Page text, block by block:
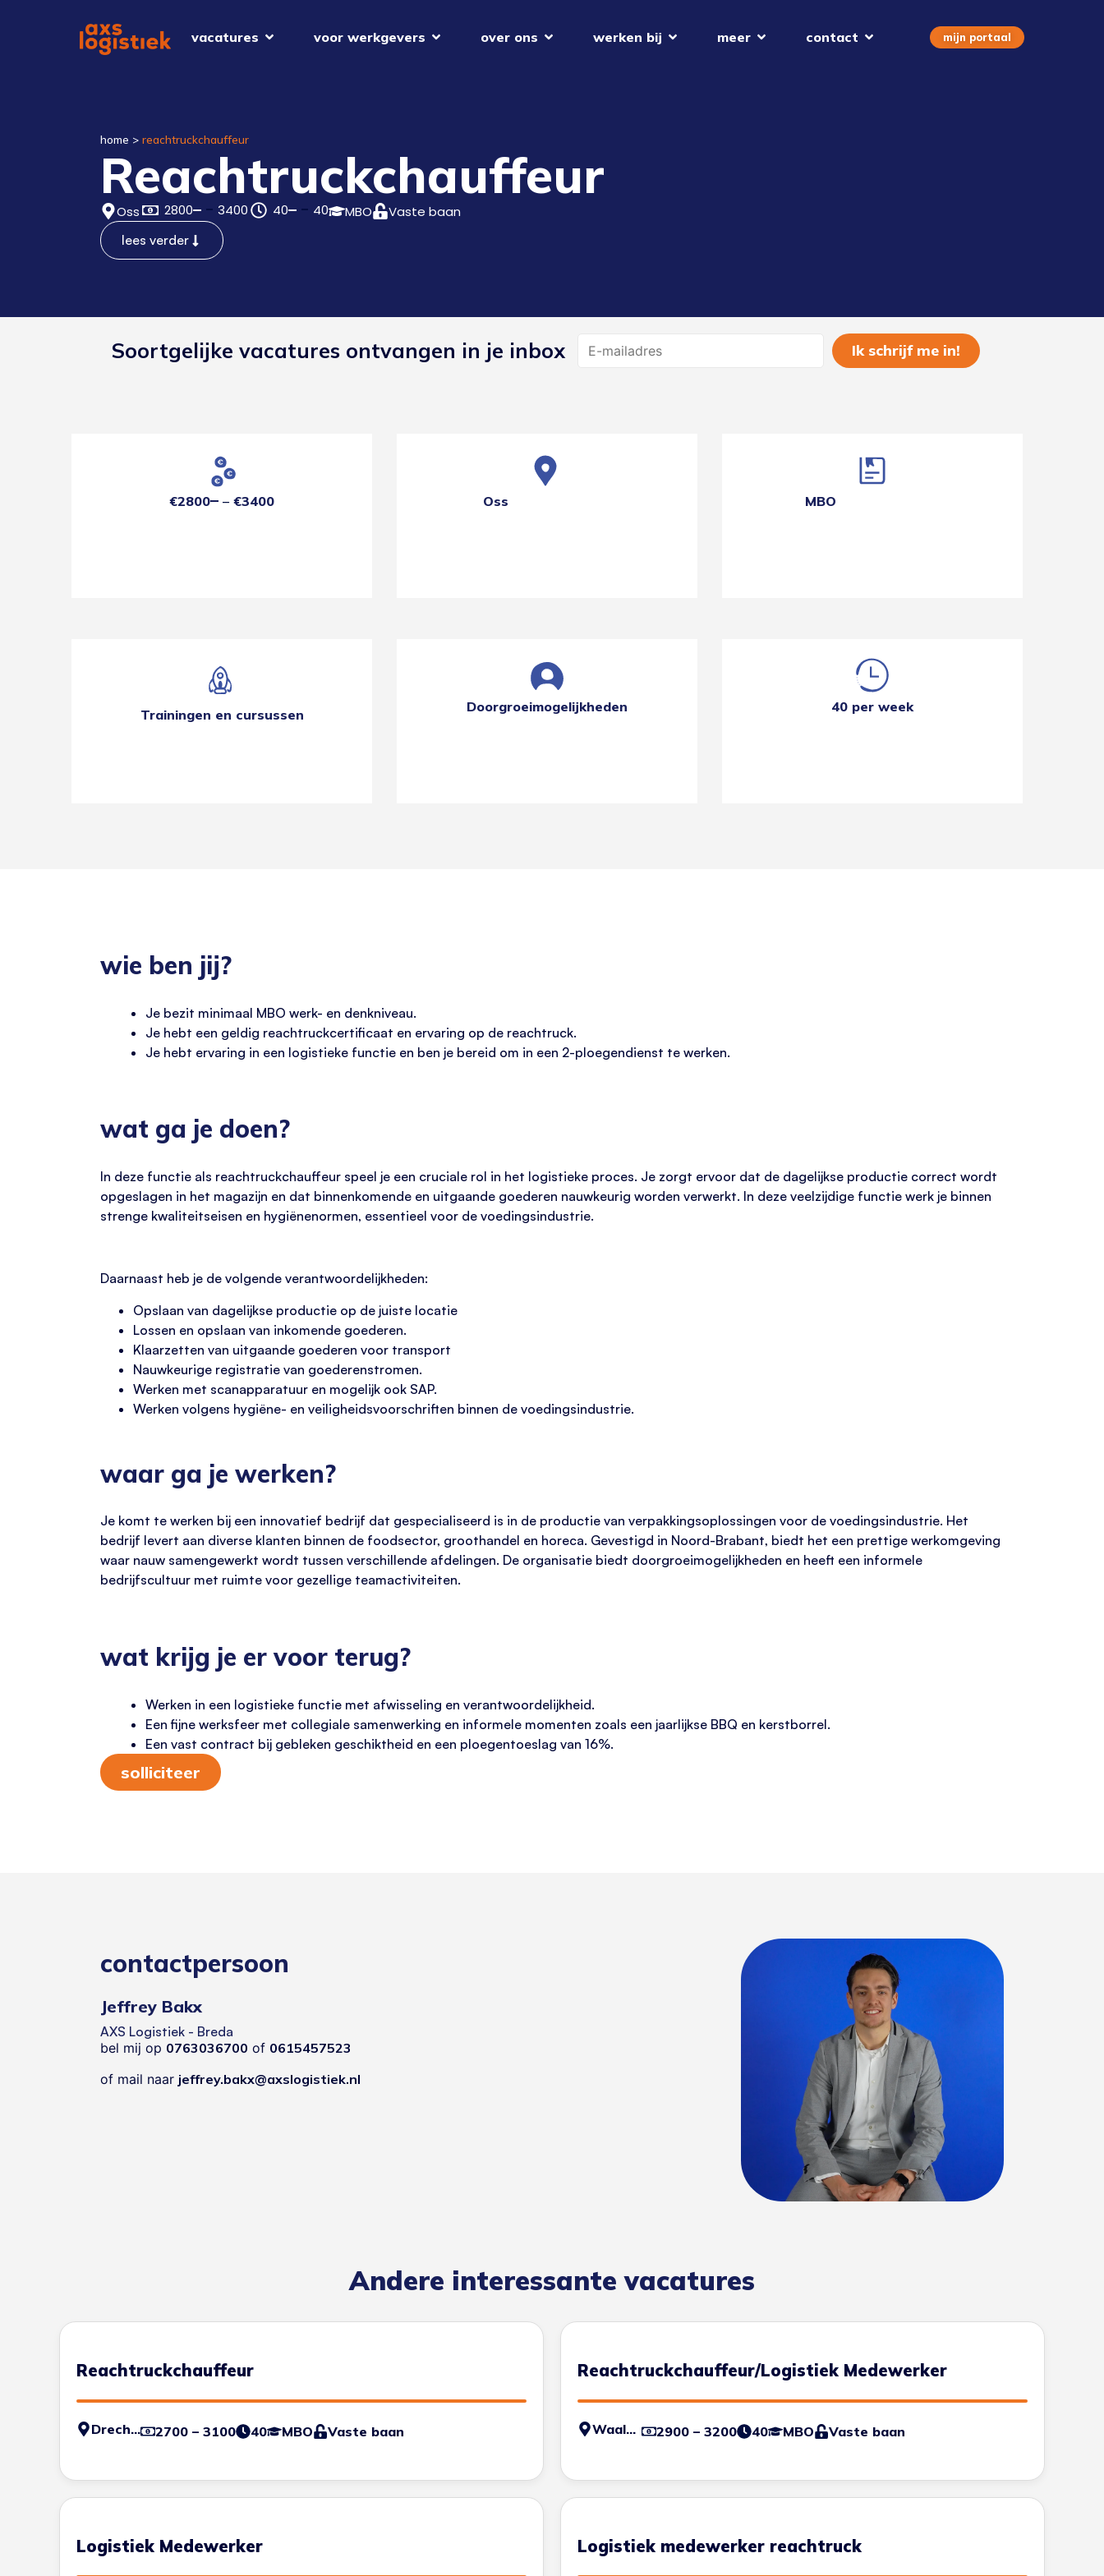
vacatures voor werkgevers over ons werken bij meer contact mijn portaal
home > reachtruckchauffeur
Reachtruckchauffeur
Oss 2800 3400 40 40 MBO Vaste baan
lees verder
Soortgelijke vacatures ontvangen in je inbox
€2800 €3400 Oss MBO
Trainingen en cursussen Doorgroeimogelijkheden 40 per week
wie ben jij?
Je bezit minimaal MBO werk- en denkniveau.
Je hebt een geldig reachtruckcertificaat en ervaring op de reachtruck.
Je hebt ervaring in een logistieke functie en ben je bereid om in een 2-ploegendienst te werken.
wat ga je doen?
In deze functie als reachtruckchauffeur speel je een cruciale rol in het logistieke proces. Je zorgt ervoor dat de dagelijkse productie correct wordt
opgeslagen in het magazijn en dat binnenkomende en uitgaande goederen nauwkeurig worden verwerkt. In deze veelzijdige functie werk je binnen
strenge kwaliteitseisen en hygiënenormen, essentieel voor de voedingsindustrie.
Daarnaast heb je de volgende verantwoordelijkheden:
Opslaan van dagelijkse productie op de juiste locatie
Lossen en opslaan van inkomende goederen.
Klaarzetten van uitgaande goederen voor transport
Nauwkeurige registratie van goederenstromen.
Werken met scanapparatuur en mogelijk ook SAP.
Werken volgens hygiëne- en veiligheidsvoorschriften binnen de voedingsindustrie.
waar ga je werken?
Je komt te werken bij een innovatief bedrijf dat gespecialiseerd is in de productie van verpakkingsoplossingen voor de voedingsindustrie. Het
bedrijf levert aan diverse klanten binnen de foodsector, groothandel en horeca. Gevestigd in Noord-Brabant, biedt het een prettige werkomgeving
waar nauw samengewerkt wordt tussen verschillende afdelingen. De organisatie biedt doorgroeimogelijkheden en heeft een informele
bedrijfscultuur met ruimte voor gezellige teamactiviteiten.
wat krijg je er voor terug?
Werken in een logistieke functie met afwisseling en verantwoordelijkheid.
Een fijne werksfeer met collegiale samenwerking en informele momenten zoals een jaarlijkse BBQ en kerstborrel.
Een vast contract bij gebleken geschiktheid en een ploegentoeslag van 16%.
solliciteer
contactpersoon
Jeffrey Bakx
AXS Logistiek - Breda
bel mij op 0763036700 of 0615457523
of mail naar jeffrey.bakx@axslogistiek.nl
Andere interessante vacatures
Reachtruckchauffeur
Drechtsteden 2700 – 3100 40 MBO Vaste baan
Reachtruckchauffeur/Logistiek Medewerker
Waalwijk 2900 – 3200 40 MBO Vaste baan
Logistiek Medewerker Logistiek medewerker reachtruck